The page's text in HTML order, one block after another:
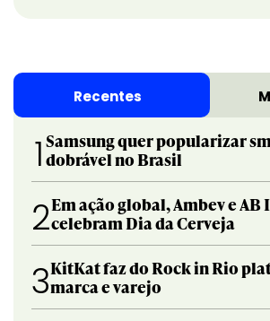
Recentes
1 Samsung quer popularizar
dobrável no Brasil
2Em ação global, Ambev e AB
celebram Dia da Cerveja
3KitKat faz do Rock in Rio
marca e varejo